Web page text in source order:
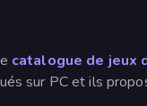
catalogue de jeux
sur PC et ils